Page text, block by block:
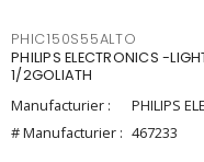
PHIC150S55ALTO
PHILIPS ELECTRONICS -
1/2GOLIATH
Manufacturier :
PHILIPS
# Manufacturier : 467233